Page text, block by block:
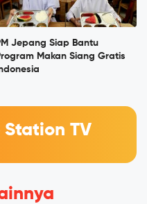
Jepang Siap Bantu
Makan Siang Gratis
TV